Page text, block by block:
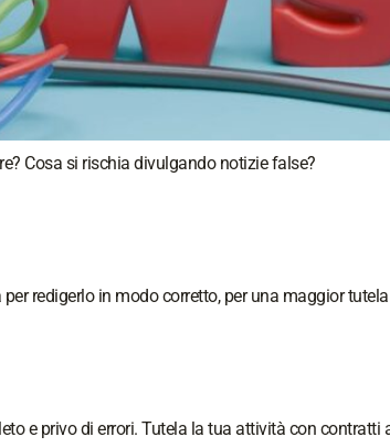
Cosa si rischia divulgando notizie false?
redigerlo in modo corretto, per una maggior
e privo di errori. Tutela la tua attività con contratti